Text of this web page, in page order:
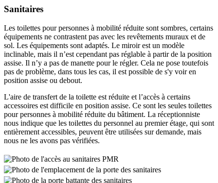
Sanitaires
Les toilettes pour personnes à mobilité réduite sont sombres, certains
équipements ne contrastent pas avec les revêtements muraux et de
sol. Les équipements sont adaptés. Le miroir est un modèle
inclinable, mais il n’est cependant pas réglable à partir de la position
assise. Il n’y a pas de manette pour le régler. Cela ne pose toutefois
pas de problème, dans tous les cas, il est possible de s'y voir en
position assise ou debout.
L'aire de transfert de la toilette est réduite et l’accès à certains
accessoires est difficile en position assise. Ce sont les seules toilettes
pour personnes à mobilité réduite du bâtiment. La réceptionniste
nous indique que les toilettes du personnel au premier étage, qui sont
entièrement accessibles, peuvent être utilisées sur demande, mais
nous ne les avons pas vérifiées.